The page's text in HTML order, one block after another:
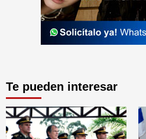
Te pueden interesar